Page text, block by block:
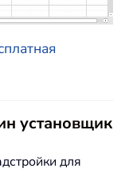
установщик
для